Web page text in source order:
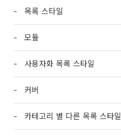
목록 스타일
모듈
사용자화 목록 스타일
커버
카테고리 별 다른 목록 스타일